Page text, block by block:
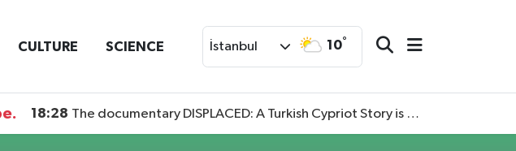
CULTURE SCIENCE İstanbul 10°
18:28 The documentary DISPLACED: A Turkish Cypriot Story is now available to watch